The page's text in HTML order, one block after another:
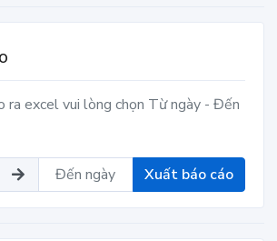
ra excel vui lòng chọn Từ ngày - Đến
Xuất báo cáo